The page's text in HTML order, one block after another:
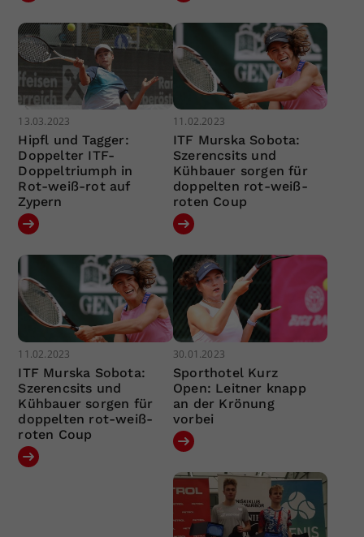
13.03.2023
Hipfl und Tagger:
Doppelter ITF-
Doppeltriumph in
Rot-weiß-rot auf
Zypern
11.02.2023
ITF Murska Sobota:
Szerencsits und
Kühbauer sorgen für
doppelten rot-weiß-
roten Coup
11.02.2023
ITF Murska Sobota:
Szerencsits und
Kühbauer sorgen für
doppelten rot-weiß-
roten Coup
30.01.2023
Sporthotel Kurz
Open: Leitner knapp
an der Krönung
vorbei